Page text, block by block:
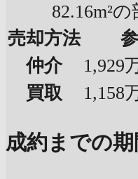
82.16m²
売却方法
仲介
1,929
買取
1,158
成約までの